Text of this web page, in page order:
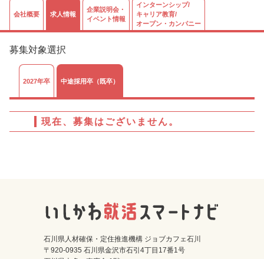
会社概要 求人情報
企業説明会・
イベント情報
インターンシップ/
キャリア教育/
オープン・カンパニー
募集対象選択
2027年卒 中途採用卒（既卒）
現在、募集はございません。
石川県人材確保・定住推進機構 ジョブカフェ石川
〒920-0935 石川県金沢市石引4丁目17番1号